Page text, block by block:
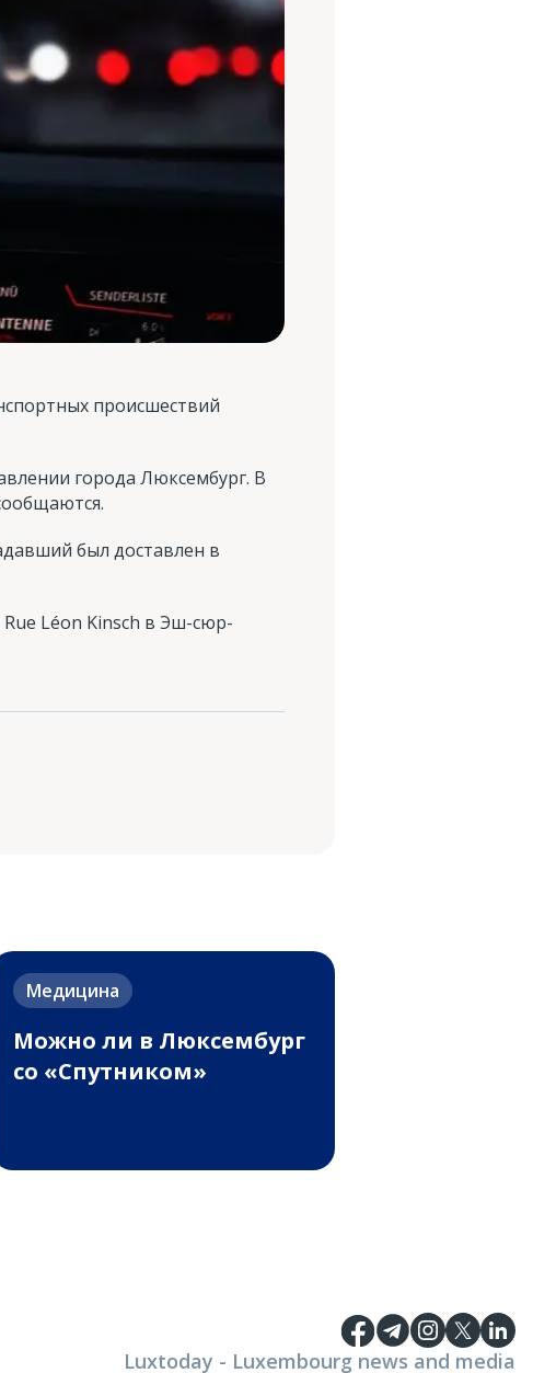
происшествий
города Люксембург. В
был доставлен в
Léon Kinsch в Эш-сюр-
Медицина
Можно ли в Люксембург
со «Спутником»
Luxtoday - Luxembourg news and media